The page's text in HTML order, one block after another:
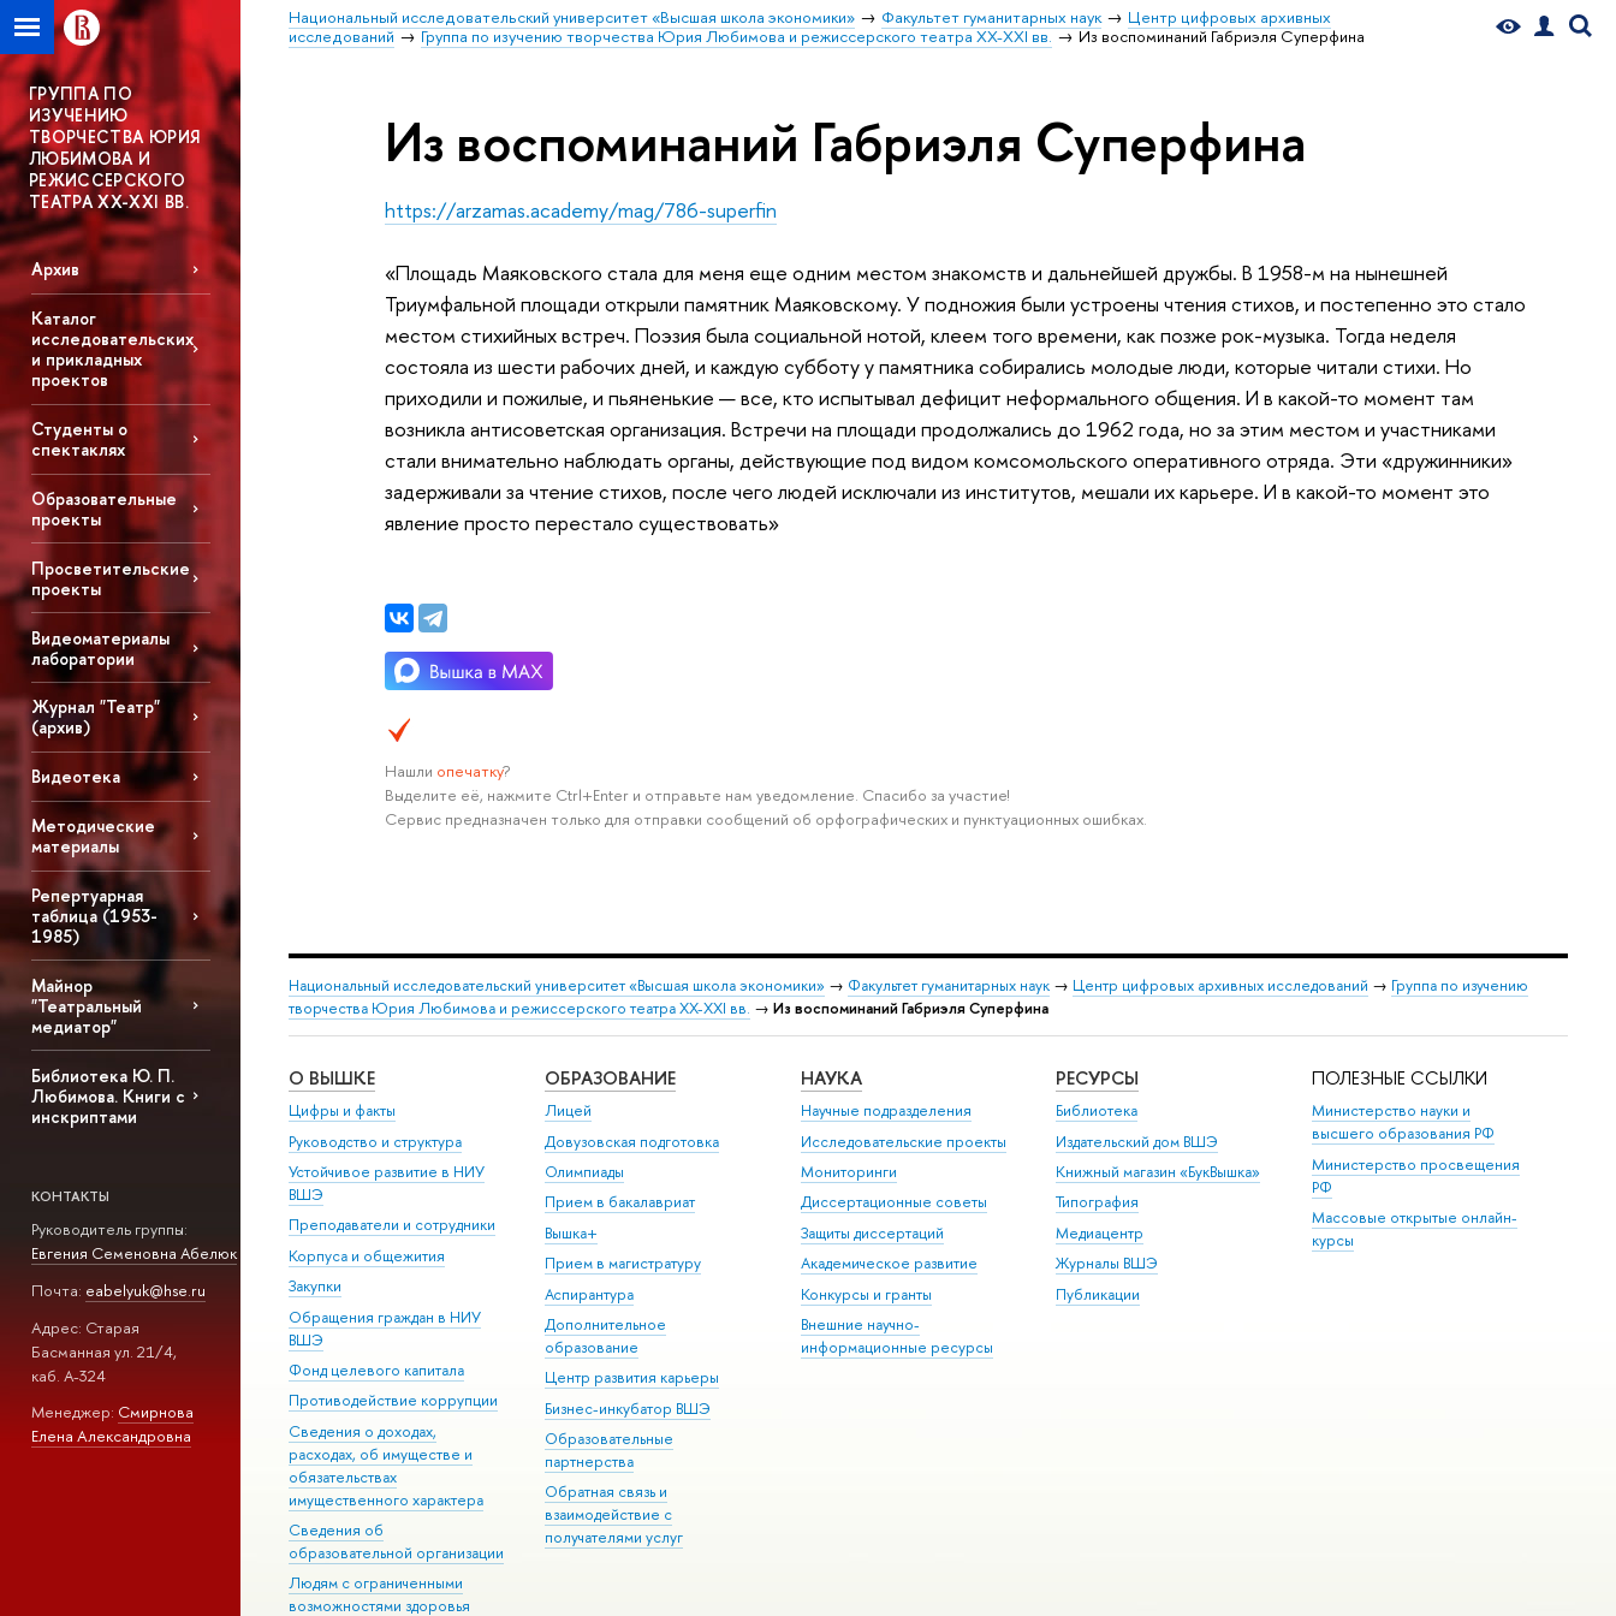
Национальный исследовательский университет «Высшая школа экономики» Факультет гуманитарных наук
Центр цифровых архивных
исследований
Группа по изучению творчества Юрия Любимова и режиссерского театра XX-XXI вв. Из воспоминаний Габриэля Суперфина
ГРУППА ПО
ИЗУЧЕНИЮ
ТВОРЧЕСТВА ЮРИЯ
ЛЮБИМОВА И
РЕЖИССЕРСКОГО
ТЕАТРА XX-XXI ВВ.
Архив
Каталог
исследовательских
и прикладных
проектов
Студенты о
спектаклях
Образовательные
проекты
Просветительские
проекты
Видеоматериалы
лаборатории
Журнал "Театр"
(архив)
Видеотека
Методические
материалы
Репертуарная
таблица (1953-
1985)
Майнор
"Театральный
медиатор"
Библиотека Ю. П.
Любимова. Книги с
инскриптами
КОНТАКТЫ
Руководитель группы:
Евгения Семеновна Абелюк
Почта: eabelyuk@hse.ru
Адрес: Старая
Басманная ул. 21/4,
каб. А-324
Менеджер: Смирнова
Елена Александровна
Из воспоминаний Габриэля Суперфина
https://arzamas.academy/mag/786-superfin
«Площадь Маяковского стала для меня еще одним местом знакомств и дальнейшей дружбы. В 1958-м на нынешней
Триумфальной площади открыли памятник Маяковскому. У подножия были устроены чтения стихов, и постепенно это стало
местом стихийных встреч. Поэзия была социальной нотой, клеем того времени, как позже рок-музыка. Тогда неделя
состояла из шести рабочих дней, и каждую субботу у памятника собирались молодые люди, которые читали стихи. Но
приходили и пожилые, и пьяненькие — все, кто испытывал дефицит неформального общения. И в какой-то момент там
возникла антисоветская организация. Встречи на площади продолжались до 1962 года, но за этим местом и участниками
стали внимательно наблюдать органы, действующие под видом комсомольского оперативного отряда. Эти «дружинники»
задерживали за чтение стихов, после чего людей исключали из институтов, мешали их карьере. И в какой-то момент это
явление просто перестало существовать»
Нашли опечатку?
Выделите её, нажмите Ctrl+Enter и отправьте нам уведомление. Спасибо за участие!
Сервис предназначен только для отправки сообщений об орфографических и пунктуационных ошибках.
Национальный исследовательский университет «Высшая школа экономики» → Факультет гуманитарных наук → Центр цифровых архивных исследований → Группа по изучению
творчества Юрия Любимова и режиссерского театра XX-XXI вв. → Из воспоминаний Габриэля Суперфина
О ВЫШКЕ
Цифры и факты
Руководство и структура
Устойчивое развитие в НИУ
ВШЭ
Преподаватели и сотрудники
Корпуса и общежития
Закупки
Обращения граждан в НИУ
ВШЭ
Фонд целевого капитала
Противодействие коррупции
Сведения о доходах,
расходах, об имуществе и
обязательствах
имущественного характера
Сведения об
образовательной организации
Людям с ограниченными
возможностями здоровья
ОБРАЗОВАНИЕ
Лицей
Довузовская подготовка
Олимпиады
Прием в бакалавриат
Вышка+
Прием в магистратуру
Аспирантура
Дополнительное
образование
Центр развития карьеры
Бизнес-инкубатор ВШЭ
Образовательные
партнерства
Обратная связь и
взаимодействие с
получателями услуг
НАУКА
Научные подразделения
Исследовательские проекты
Мониторинги
Диссертационные советы
Защиты диссертаций
Академическое развитие
Конкурсы и гранты
Внешние научно-
информационные ресурсы
РЕСУРСЫ
Библиотека
Издательский дом ВШЭ
Книжный магазин «БукВышка»
Типография
Медиацентр
Журналы ВШЭ
Публикации
ПОЛЕЗНЫЕ ССЫЛКИ
Министерство науки и
высшего образования РФ
Министерство просвещения
РФ
Массовые открытые онлайн-
курсы